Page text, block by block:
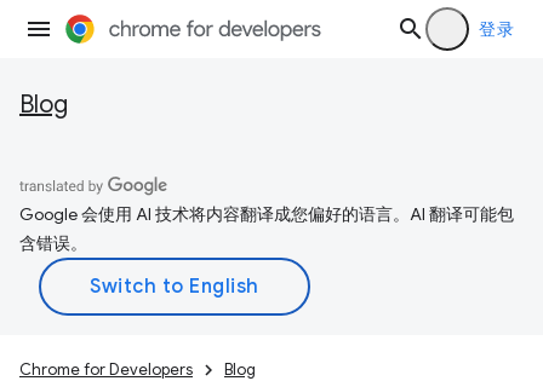
登录
Blog
Google 会使用 AI 技术将内容翻译成您偏好的语言。AI 翻译可能包
含错误。
Chrome for Developers Blog